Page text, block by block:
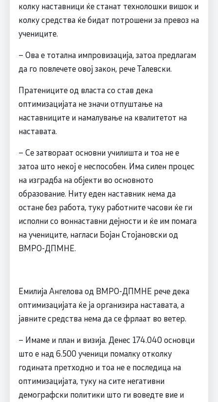
колку наставници ќе станат технолошки вишок и
колку средства ќе бидат потрошени за превоз на
учениците.
– Ова е тотална импровизација, затоа предлагам
да го повлечете овој закон, рече Талевски.
Пратениците од власта со став дека
оптимизацијата не значи отпуштање на
наставниците и намалување на квалитетот на
наставата.
– Се затвораат основни училишта и тоа не е
затоа што некој е неспособен. Има силен процес
на изградба на објекти во основното
образование. Ниту еден наставник нема да
остане без работа, туку работните часови ќе ги
исполни со воннаставни дејности и ќе им помага
на учениците, нагласи Бојан Стојановски од
ВМРО-ДПМНЕ.
Емилија Ангелова од ВМРО-ДПМНЕ рече дека
оптимизацијата ќе ја организира наставата, а
јавните средства нема да се фрлаат во ветер.
– Имаме и план и визија. Денес 174.040 основци
што е над 6.500 ученици помалку отколку
годината претходно и тоа не е последица на
оптимизацијата, туку на сите негативни
демографски политики што ги воведте вие и